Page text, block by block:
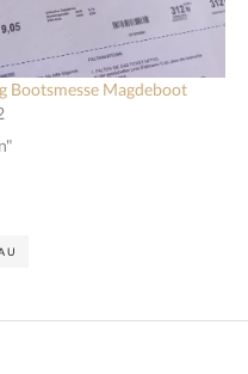
Bootsmesse Magdeboot